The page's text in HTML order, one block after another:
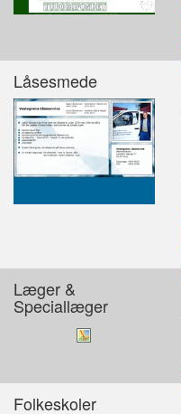
Låsesmede
Læger &
Speciallæger
Folkeskoler